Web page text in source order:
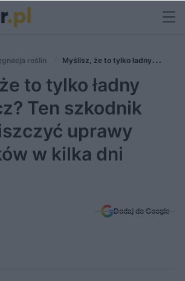
roślin
Myślisz, że to tylko ładny
może zniszczyć uprawy ziemniaków w kilka
to tylko ładny
Ten szkodnik
uprawy
w kilka dni
Dodaj do Google